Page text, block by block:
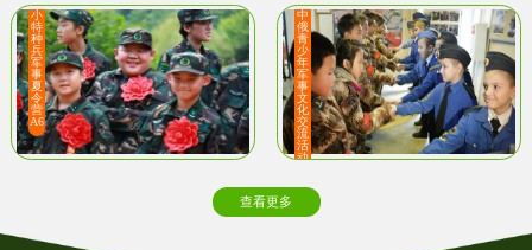
小
特
种
兵
军
事
夏
令
营
A6
中
俄
青
少
年
军
事
文
化
交
流
活
动
查看更多